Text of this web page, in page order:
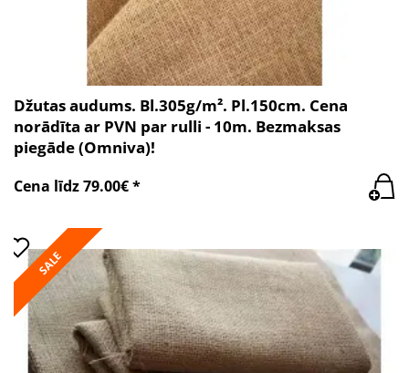
Džutas audums. Bl.305g/m². Pl.150cm. Cena
norādīta ar PVN par rulli - 10m. Bezmaksas
piegāde (Omniva)!
Cena līdz 79.00€ *
SALE